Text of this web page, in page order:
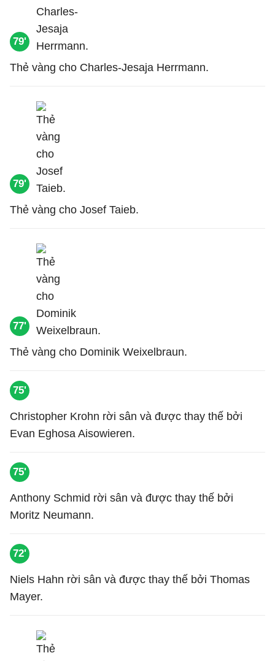
79'
Thẻ vàng cho Charles-Jesaja Herrmann.
79'
Thẻ vàng cho Josef Taieb.
77'
Thẻ vàng cho Dominik Weixelbraun.
75'
Christopher Krohn rời sân và được thay thế bởi
Evan Eghosa Aisowieren.
75'
Anthony Schmid rời sân và được thay thế bởi
Moritz Neumann.
72'
Niels Hahn rời sân và được thay thế bởi Thomas
Mayer.